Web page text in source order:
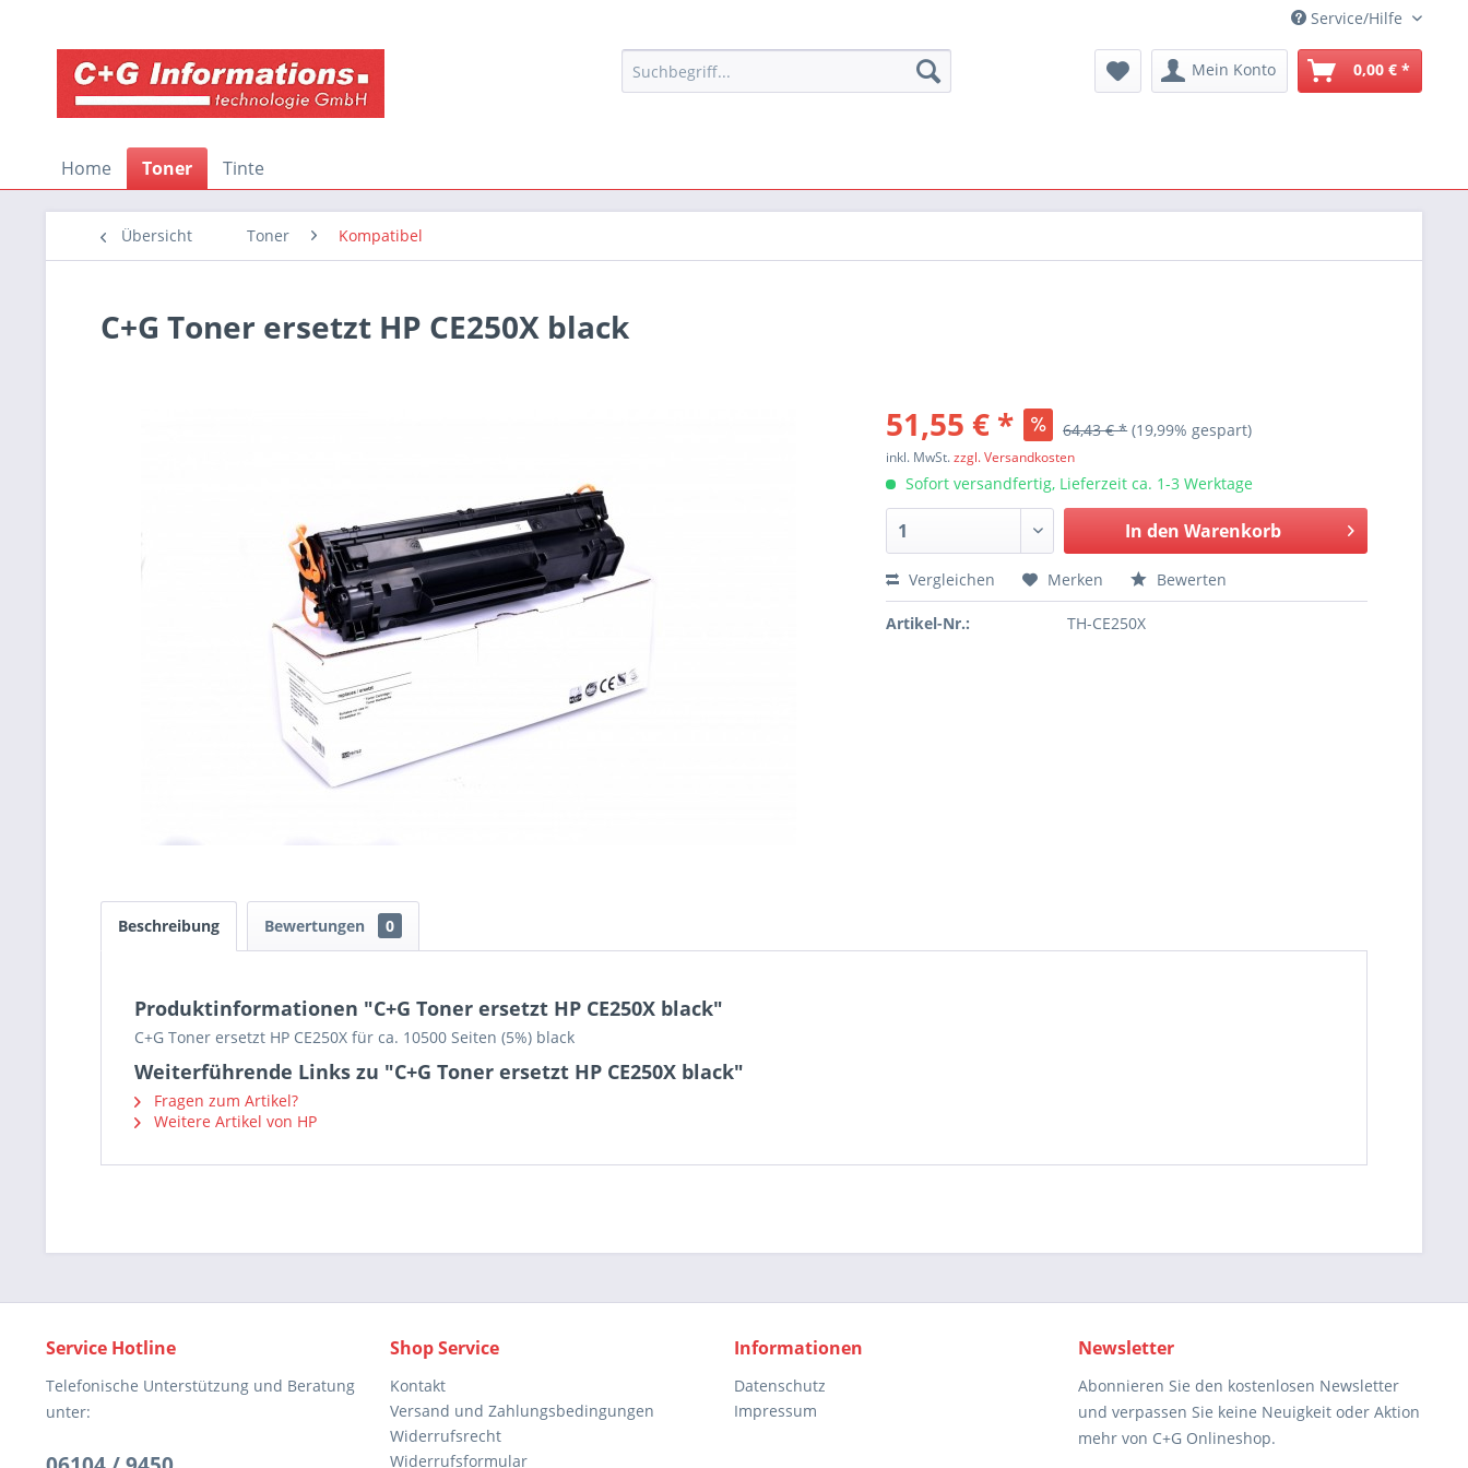
Service/Hilfe
Mein Konto 0,00 € *
Home Toner Tinte
Übersicht Toner Kompatibel
C+G Toner ersetzt HP CE250X black
51,55 € * 64,43 € * (19,99% gespart)
inkl. MwSt.zzgl. Versandkosten
Sofort versandfertig, Lieferzeit ca. 1-3 Werktage
In den Warenkorb
Vergleichen Merken Bewerten
Artikel-Nr.: TH-CE250X
Beschreibung Bewertungen 0
Produktinformationen "C+G Toner ersetzt HP CE250X black"
C+G Toner ersetzt HP CE250X für ca. 10500 Seiten (5%) black
Weiterführende Links zu "C+G Toner ersetzt HP CE250X black"
Fragen zum Artikel?
Weitere Artikel von HP
Service Hotline
Telefonische Unterstützung und Beratung
unter:
Shop Service
Kontakt
Versand und Zahlungsbedingungen
Widerrufsrecht
Widerrufsformular
Informationen
Datenschutz
Impressum
Newsletter
Abonnieren Sie den kostenlosen Newsletter
und verpassen Sie keine Neuigkeit oder Aktion
mehr von C+G Onlineshop.